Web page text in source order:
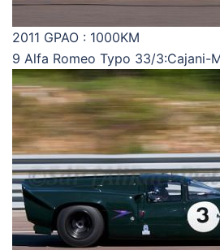
2011 GPAO : 1000KM
9 Alfa Romeo Typo 33/3:Cajani-